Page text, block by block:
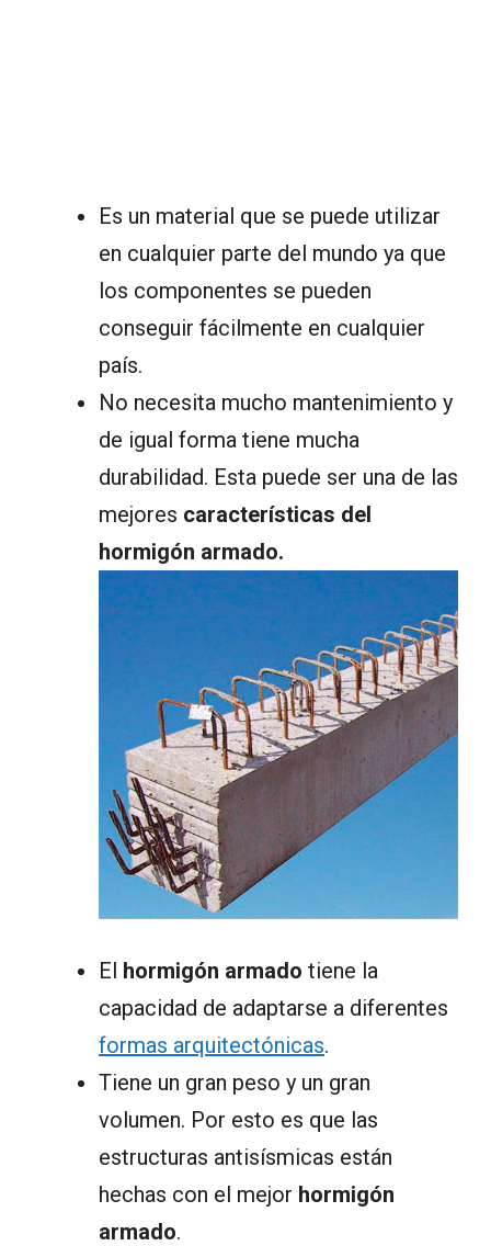
Es un material que se puede utilizar
en cualquier parte del mundo ya que
los componentes se pueden
conseguir fácilmente en cualquier
país.
No necesita mucho mantenimiento y
de igual forma tiene mucha
durabilidad. Esta puede ser una de las
mejores características del
hormigón armado.
El hormigón armado tiene la
capacidad de adaptarse a diferentes
formas arquitectónicas.
Tiene un gran peso y un gran
volumen. Por esto es que las
estructuras antisísmicas están
hechas con el mejor hormigón
armado.